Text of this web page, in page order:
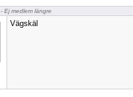
- Ej medlem längre
Vägskäl